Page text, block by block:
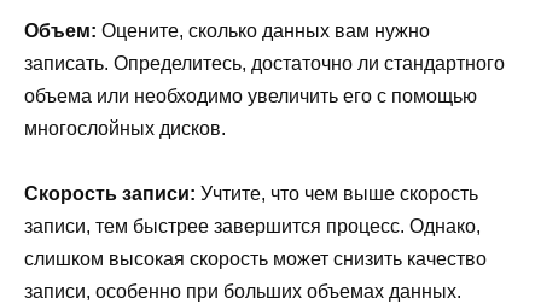
Объем: Оцените, сколько данных вам нужно
записать. Определитесь, достаточно ли стандартного
объема или необходимо увеличить его с помощью
многослойных дисков.
Скорость записи: Учтите, что чем выше скорость
записи, тем быстрее завершится процесс. Однако,
слишком высокая скорость может снизить качество
записи, особенно при больших объемах данных.